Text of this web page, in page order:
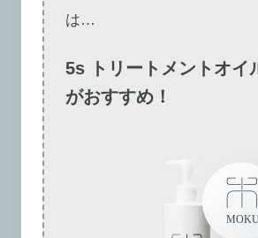
は…
5s トリートメントオイ
がおすすめ！